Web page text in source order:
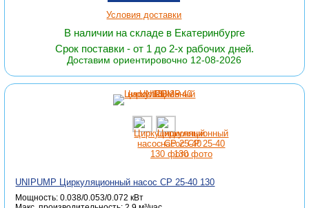
Условия доставки
В наличии на складе в Екатеринбурге
Срок поставки - от 1 до 2-х рабочих дней.
Доставим ориентировочно 12-08-2026
UNIPUMP Циркуляционный насос CP 25-40 130
Мощность: 0.038/0.053/0.072 кВт